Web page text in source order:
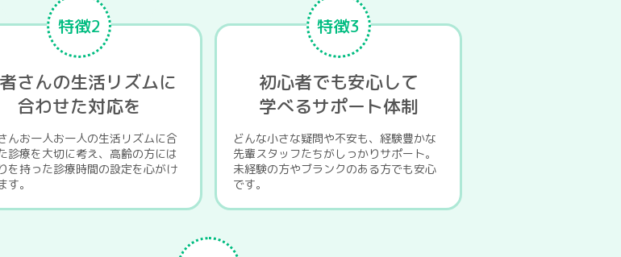
特徴2
さんの生活リズムに
合わせた対応を
んお一人お一人の生活リズムに合
診療を大切に考え、高齢の方には
を持った診療時間の設定を心がけ
す。
特徴3
初心者でも安心して
学べるサポート体制
どんな小さな疑問や不安も、経験豊かな
先輩スタッフたちがしっかりサポート。
未経験の方やブランクのある方でも安心
です。